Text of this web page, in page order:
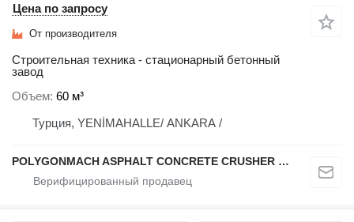
Цена по запросу
От производителя
Строительная техника - стационарный бетонный
завод
Объем 60 м³
Турция, YENİMAHALLE/ ANKARA /
POLYGONMACH ASPHALT CONCRETE CRUSHER SYSTEMS